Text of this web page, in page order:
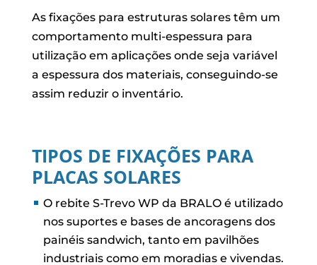
As fixações para estruturas solares têm um
comportamento multi-espessura para
utilização em aplicações onde seja variável
a espessura dos materiais, conseguindo-se
assim reduzir o inventário.
TIPOS DE FIXAÇÕES PARA
PLACAS SOLARES
O rebite S-Trevo WP da BRALO é utilizado
nos suportes e bases de ancoragens dos
painéis sandwich, tanto em pavilhões
industriais como em moradias e vivendas.